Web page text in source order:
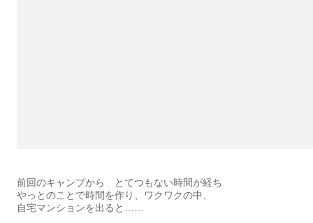
前回のキャンプから とてつもない時間が経ち
やっとのことで時間を作り、ワクワクの中、
自宅マンションを出ると……